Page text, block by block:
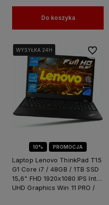
Do koszyka
10% PROMOCJA
WYSYŁKA 24H
WYSYŁKA 24H
WYSYŁKA 24H
Laptop Lenovo ThinkPad T15
G1 Core i7 / 48GB / 1TB SSD
15,6" FHD 1920x1080 IPS Intel
UHD Graphics Win 11 PRO /
Do